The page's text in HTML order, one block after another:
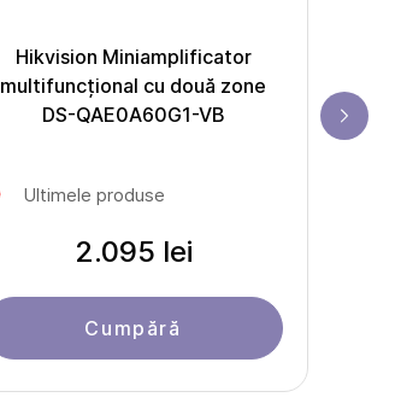
Hikvision Miniamplificator
multifuncțional cu două zone
DS-QAE0A60G1-VB
Ultimele produse
2.095 lei
Cumpără